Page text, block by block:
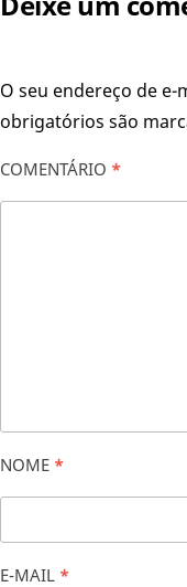
O seu endereço de
obrigatórios são
COMENTÁRIO *
NOME *
E-MAIL *